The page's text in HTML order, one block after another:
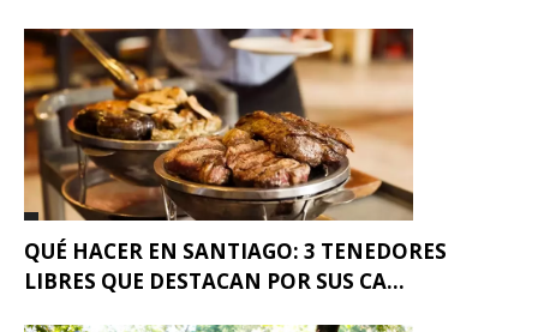
QUÉ HACER EN SANTIAGO: 3 TENEDORES
LIBRES QUE DESTACAN POR SUS CA...